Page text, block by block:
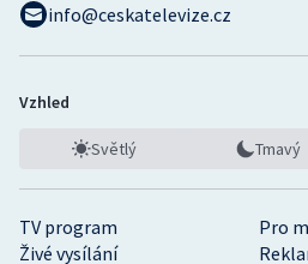
TV program
Pro
Živé vysílání
info@ceskatelevize.cz
Vzhled
Světlý Tmavý